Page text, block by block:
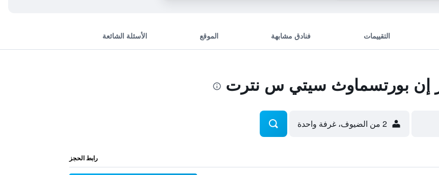
التقييمات فنادق مشابهة الموقع الأسئلة الشائعة
إن بورتسماوث سيتي س نترت
2 من الضيوف، غرفة واحدة
رابط الحجز